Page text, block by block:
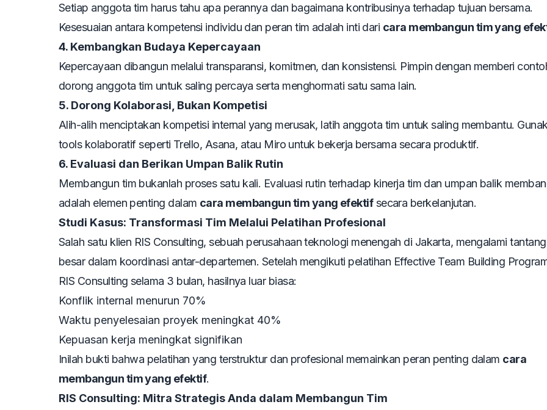
Setiap anggota tim harus tahu apa perannya dan bagaimana kontribusinya terhadap tujuan bersama.
Kesesuaian antara kompetensi individu dan peran tim adalah inti dari cara membangun tim yang
4. Kembangkan Budaya Kepercayaan
Kepercayaan dibangun melalui transparansi, komitmen, dan konsistensi. Pimpin dengan memberi
dorong anggota tim untuk saling percaya serta menghormati satu sama lain.
5. Dorong Kolaborasi, Bukan Kompetisi
Alih-alih menciptakan kompetisi internal yang merusak, latih anggota tim untuk saling membantu.
tools kolaboratif seperti Trello, Asana, atau Miro untuk bekerja bersama secara produktif.
6. Evaluasi dan Berikan Umpan Balik Rutin
Membangun tim bukanlah proses satu kali. Evaluasi rutin terhadap kinerja tim dan umpan balik
adalah elemen penting dalam cara membangun tim yang efektifsecara berkelanjutan.
Studi Kasus: Transformasi Tim Melalui Pelatihan Profesional
Salah satu klien RIS Consulting, sebuah perusahaan teknologi menengah di Jakarta, mengalami
besar dalam koordinasi antar-departemen. Setelah mengikuti pelatihan Effective Team Building
RIS Consulting selama 3 bulan, hasilnya luar biasa:
Konflik internal menurun 70%
Waktu penyelesaian proyek meningkat 40%
Kepuasan kerja meningkat signifikan
Inilah bukti bahwa pelatihan yang terstruktur dan profesional memainkan peran penting dalam cara
membangun tim yang efektif.
RIS Consulting: Mitra Strategis Anda dalam Membangun Tim